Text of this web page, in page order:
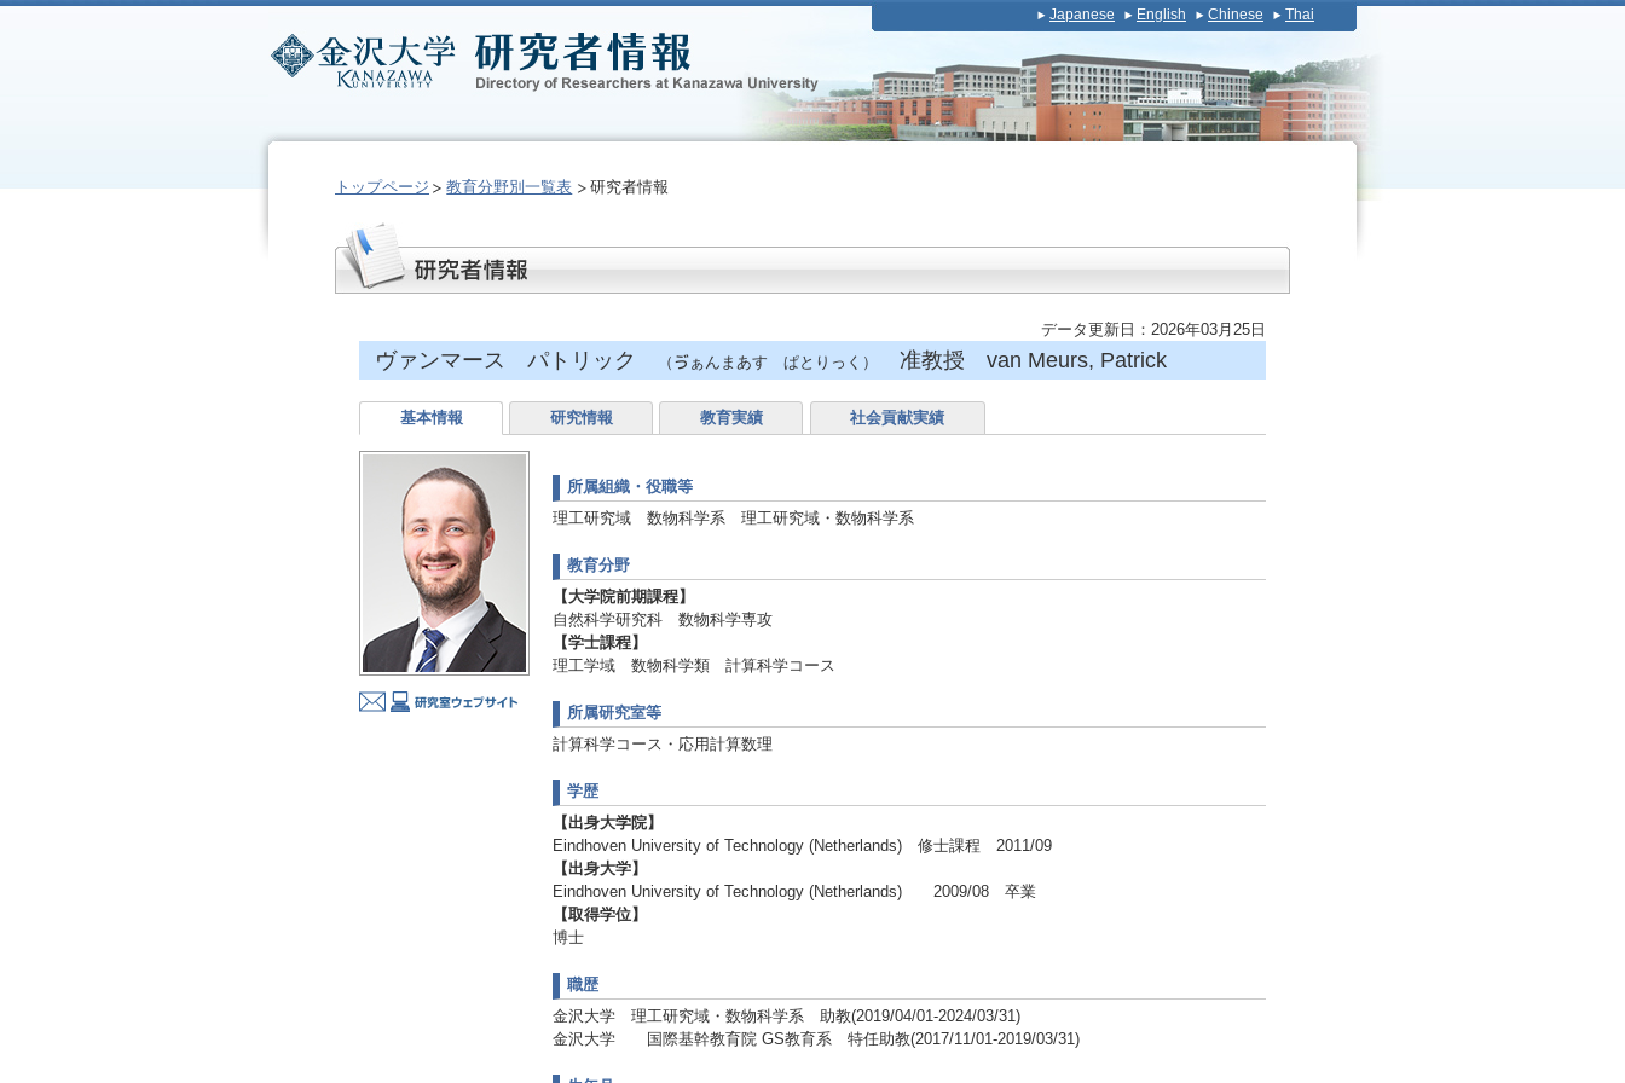
Japanese English Chinese Thai
トップページ 教育分野別一覧表 研究者情報
データ更新日：2026年03月25日
ヴァンマース パトリック （ゔぁんまあす ぱとりっく） 准教授 van Meurs, Patrick
基本情報 研究情報 教育実績 社会貢献実績
所属組織・役職等
理工研究域 数物科学系 理工研究域・数物科学系
教育分野
【大学院前期課程】
自然科学研究科 数物科学専攻
【学士課程】
理工学域 数物科学類 計算科学コース
所属研究室等
計算科学コース・応用計算数理
学歴
【出身大学院】
Eindhoven University of Technology (Netherlands) 修士課程 2011/09
【出身大学】
Eindhoven University of Technology (Netherlands) 2009/08 卒業
【取得学位】
博士
職歴
金沢大学 理工研究域・数物科学系 助教(2019/04/01-2024/03/31)
金沢大学 国際基幹教育院 GS教育系 特任助教(2017/11/01-2019/03/31)